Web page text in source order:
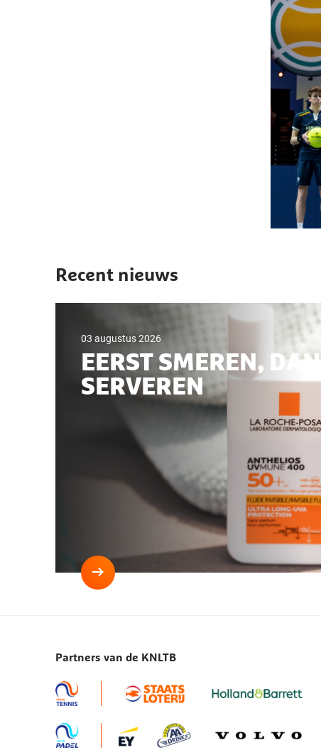
Recent nieuws
03 augustus 2026
EERST SMEREN, DAN
SERVEREN
Lees
serveren
Partners van de KNLTB